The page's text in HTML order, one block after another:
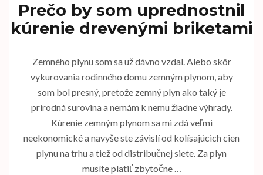
Prečo by som uprednostnil
kúrenie drevenými briketami
Zemného plynu som sa už dávno vzdal. Alebo skôr
vykurovania rodinného domu zemným plynom, aby
som bol presný, pretože zemný plyn ako taký je
prírodná surovina a nemám k nemu žiadne výhrady.
Kúrenie zemným plynom sa mi zdá veľmi
neekonomické a navyše ste závislí od kolísajúcich cien
plynu na trhu a tiež od distribučnej siete. Za plyn
musíte platiť zbytočne …